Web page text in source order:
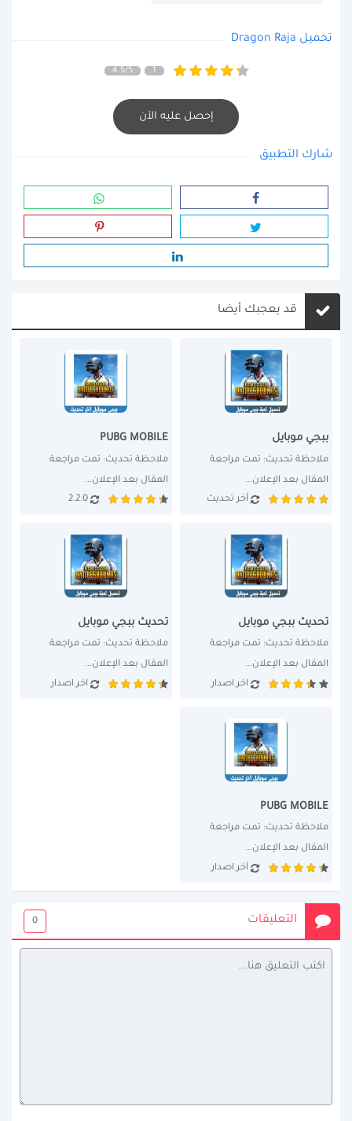
تحميل Dragon Raja
4.5/5 1
إحصل عليه الآن
شارك التطبيق
قد يعجبك أيضا
ببجي موبايل
المقال بعد الإعلان...
أخر تحديث
PUBG MOBILE
المقال بعد الإعلان...
2.2.0
تحديث ببجي موبايل
المقال بعد الإعلان...
اخر اصدار
تحديث ببجي موبايل
المقال بعد الإعلان...
اخر اصدار
PUBG MOBILE
المقال بعد الإعلان...
آخر اصدار
التعليقات 0